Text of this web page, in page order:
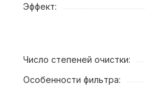
Эффект:
Число степеней очистки:
Особенности фильтра: